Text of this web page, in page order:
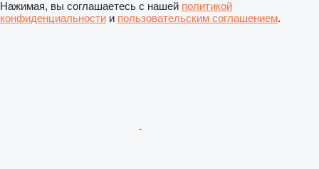
Нажимая, вы соглашаетесь с нашей политикой
конфиденциальности и пользовательским соглашением.